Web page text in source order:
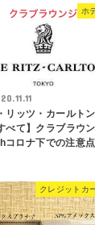
ホ
リッツ・カールト
べて】クラブラウ
コロナ下での注意
クレジットカ